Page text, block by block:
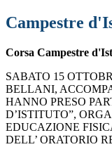
Campestre
Corsa Campestre
SABATO 15
BELLANI,
HANNO PRESO
D’ISTITUTO”,
EDUCAZIONE
DELL’ ORATORIO